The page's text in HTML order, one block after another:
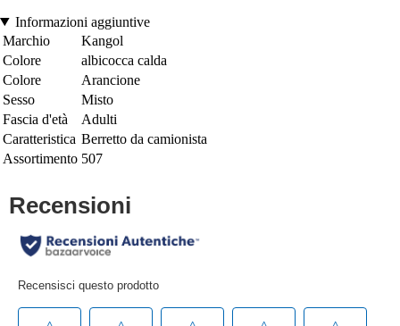
Informazioni aggiuntive
Marchio
Kangol
Colore
albicocca calda
Colore
Arancione
Sesso
Misto
Fascia d'età
Adulti
Caratteristica Berretto da camionista
Assortimento 507